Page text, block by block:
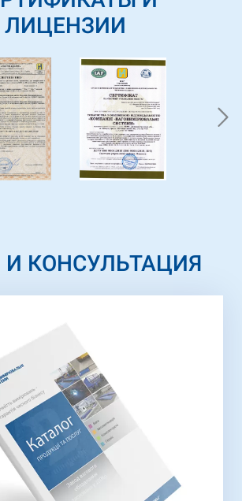
ЛИЦЕНЗИИ
И КОНСУЛЬТАЦИЯ